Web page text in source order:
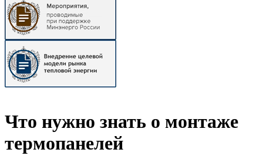
Что нужно знать о монтаже
термопанелей